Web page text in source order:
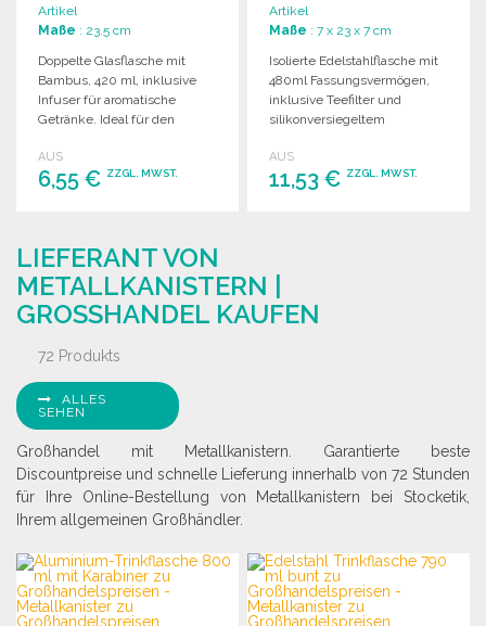
Artikel
Maße : 23.5 cm
Doppelte Glasflasche mit
Bambus, 420 ml, inklusive
Infuser für aromatische
Getränke. Ideal für den
AUS
6,55 € ZZGL. MWST.
Angebot anfordern
Artikel
Maße : 7 x 23 x 7 cm
Isolierte Edelstahlflasche mit
480ml Fassungsvermögen,
inklusive Teefilter und
silikonversiegeltem
Bambusoberfläche.
AUS
11,53 € ZZGL. MWST.
LIEFERANT VON
METALLKANISTERN |
GROSSHANDEL KAUFEN
72 Produkts
ALLES
SEHEN
Großhandel mit Metallkanistern. Garantierte beste
Discountpreise und schnelle Lieferung innerhalb von 72 Stunden
für Ihre Online-Bestellung von Metallkanistern bei Stocketik,
Ihrem allgemeinen Großhändler.